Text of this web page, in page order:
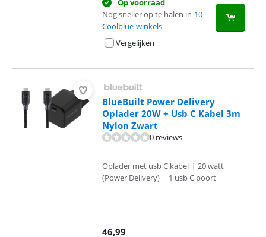
Op voorraad
Nog sneller op te halen in 10
Coolblue-winkels
Vergelijken
BlueBuilt Power Delivery
Oplader 20W + Usb C Kabel 3m
Nylon Zwart
0 reviews
Oplader met usb C kabel | 20 watt
(Power Delivery) | 1 usb C poort
46,99